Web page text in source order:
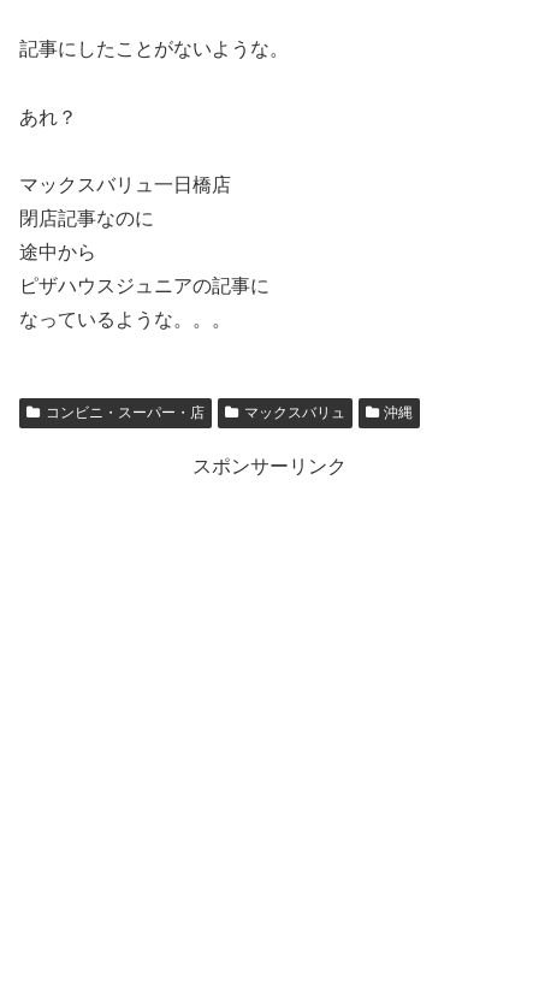
記事にしたことがないような。
あれ？
マックスバリュ一日橋店
閉店記事なのに
途中から
ピザハウスジュニアの記事に
なっているような。。。
コンビニ・スーパー・店 マックスバリュ 沖縄
スポンサーリンク